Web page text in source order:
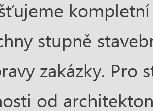
stupně
zakázky. Pro
od